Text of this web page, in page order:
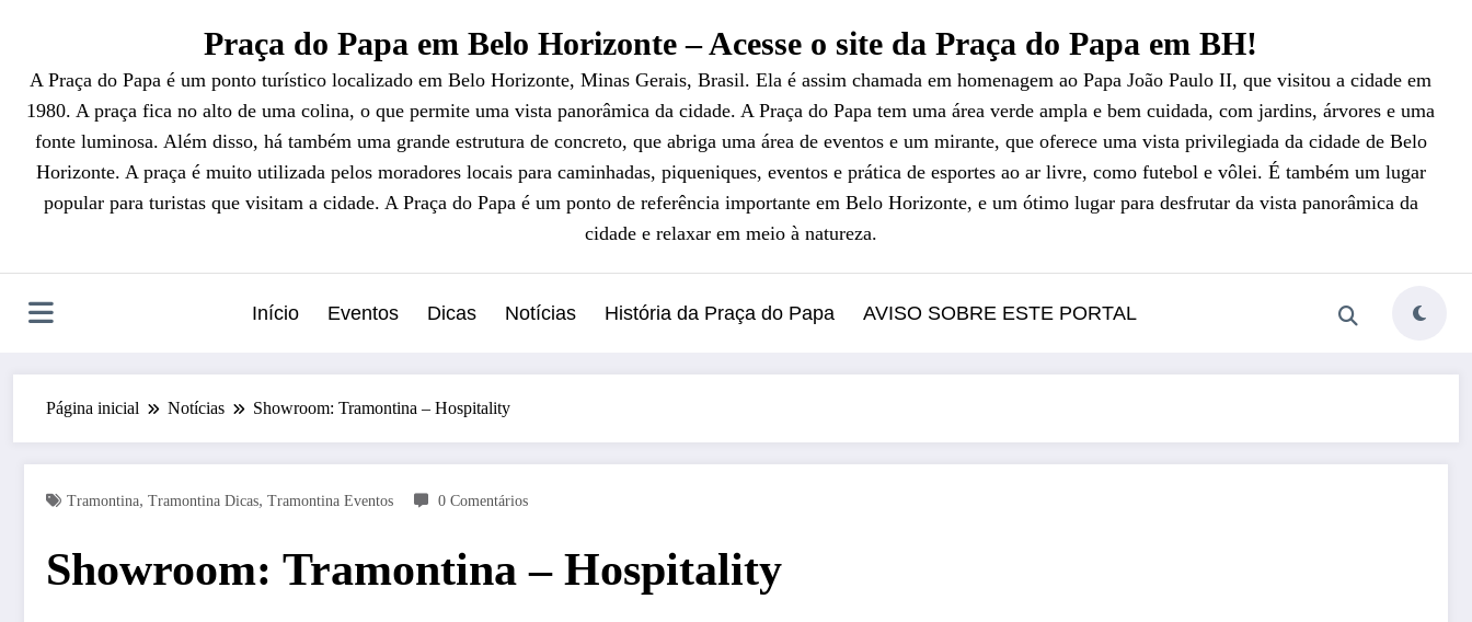
Praça do Papa em Belo Horizonte – Acesse o site da Praça do Papa em BH!
A Praça do Papa é um ponto turístico localizado em Belo Horizonte, Minas Gerais, Brasil. Ela é assim chamada em homenagem ao Papa João Paulo II, que visitou a cidade em
1980. A praça fica no alto de uma colina, o que permite uma vista panorâmica da cidade. A Praça do Papa tem uma área verde ampla e bem cuidada, com jardins, árvores e uma
fonte luminosa. Além disso, há também uma grande estrutura de concreto, que abriga uma área de eventos e um mirante, que oferece uma vista privilegiada da cidade de Belo
Horizonte. A praça é muito utilizada pelos moradores locais para caminhadas, piqueniques, eventos e prática de esportes ao ar livre, como futebol e vôlei. É também um lugar
popular para turistas que visitam a cidade. A Praça do Papa é um ponto de referência importante em Belo Horizonte, e um ótimo lugar para desfrutar da vista panorâmica da
cidade e relaxar em meio à natureza.
Início Eventos Dicas Notícias História da Praça do Papa AVISO SOBRE ESTE PORTAL
Página inicial Notícias Showroom: Tramontina – Hospitality
Tramontina, Tramontina Dicas, Tramontina Eventos 0 Comentários
Showroom: Tramontina – Hospitality